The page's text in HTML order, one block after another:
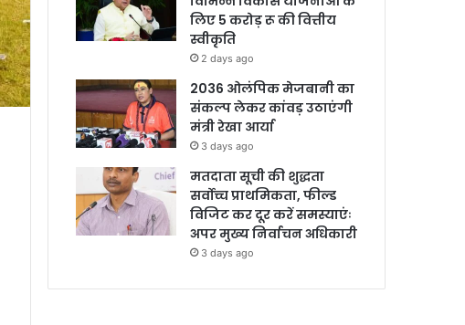
लिए 5 करोड़ रू की वित्तीय
स्वीकृति
2 days ago
2036 ओलंपिक मेजबानी का
संकल्प लेकर कांवड़ उठाएंगी
मंत्री रेखा आर्या
3 days ago
मतदाता सूची की शुद्धता
सर्वोच्च प्राथमिकता, फील्ड
विजिट कर दूर करें समस्याएंः
अपर मुख्य निर्वाचन अधिकारी
3 days ago